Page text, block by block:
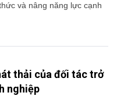
và nâng năng lực cạnh
thải của đối tác trở
nghiệp